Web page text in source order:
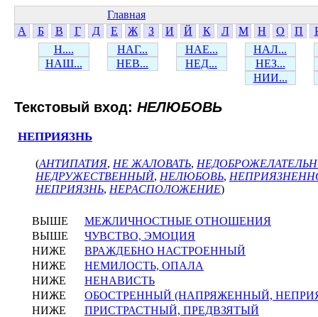
Главная
А
Б В Г Д Е Ж З И Й К Л М Н О П
Н....
НАГ... НАЕ...
НАЛ...
НАШ...
НЕВ... НЕД...
НЕЗ...
НИИ...
Текстовый вход: НЕЛЮБОВЬ
НЕПРИЯЗНЬ
(АНТИПАТИЯ, НЕ ЖАЛОВАТЬ,
НЕДРУЖЕСТВЕННЫЙ, НЕЛЮБОВЬ,
НЕПРИЯЗНЬ, НЕРАСПОЛОЖЕНИЕ)
ВЫШЕ
МЕЖЛИЧНОСТНЫЕ ОТНОШЕНИЯ
ВЫШЕ
ЧУВСТВО, ЭМОЦИЯ
НИЖЕ
ВРАЖДЕБНО НАСТРОЕННЫЙ
НИЖЕ
НЕМИЛОСТЬ, ОПАЛА
НИЖЕ
НЕНАВИСТЬ
НИЖЕ
ОБОСТРЕННЫЙ (НАПРЯЖЕННЫЙ,
НИЖЕ
ПРИСТРАСТНЫЙ, ПРЕДВЗЯТЫЙ